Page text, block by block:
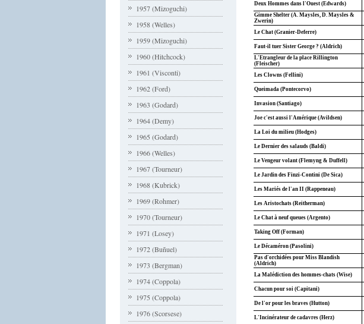
1957 (Mizoguchi)
1958 (Welles)
1959 (Mizoguchi)
1960 (Hitchcock)
1961 (Visconti)
1962 (Ford)
1963 (Godard)
1964 (Demy)
1965 (Godard)
1966 (Welles)
1967 (Tourneur)
1968 (Kubrick)
1969 (Rohmer)
1970 (Tourneur)
1971 (Losey)
1972 (Buñuel)
1973 (Bergman)
1974 (Coppola)
1975 (Coppola)
1976 (Scorsese)
Deux Hommes dans l'Ouest (Edwards)
Gimme Shelter (A. Maysles, D. Maysles &
Zwerin)
Le Chat (Granier-Deferre)
Faut-il tuer Sister George ? (Aldrich)
L'Etrangleur de la place Rillington
(Fleischer)
Les Clowns (Fellini)
Queimada (Pontecorvo)
Invasion (Santiago)
Joe c'est aussi l'Amérique (Avildsen)
La Loi du milieu (Hodges)
Le Dernier des salauds (Baldi)
Le Vengeur volant (Flemyng & Duffell)
Le Jardin des Finzi-Contini (De Sica)
Les Mariés de l'an II (Rappeneau)
Les Aristochats (Reitherman)
Le Chat à neuf queues (Argento)
Taking Off (Forman)
Le Décaméron (Pasolini)
Pas d'orchidées pour Miss Blandish
(Aldrich)
La Malédiction des hommes-chats (Wise)
Chacun pour soi (Capitani)
De l'or pour les braves (Hutton)
L'Incinérateur de cadavres (Herz)